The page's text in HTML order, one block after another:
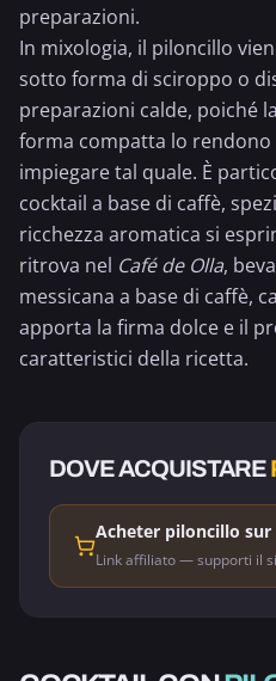
preparazioni.
In mixologia, il piloncillo
sotto forma di sciroppo o
preparazioni calde, poiché
forma compatta lo
impiegare tal quale. È
cocktail a base di caffè,
ricchezza aromatica si
ritrova nel Café de Olla,
messicana a base di caffè,
apporta la firma dolce e il
caratteristici della ricetta.
DOVE ACQUISTARE
Acheter piloncillo sur
Link affiliato — supporti il